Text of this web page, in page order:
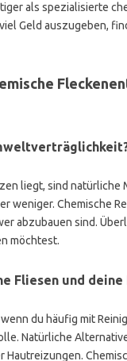
als spezialisierte
Geld auszugeben,
liegt, sind
weniger. Chemische
abzubauen sind.
möchtest.
Fliesen und deine
du häufig mit
Natürliche
Hautreizungen.